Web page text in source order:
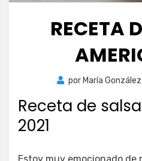
RECETA
por María González
Receta de
2021